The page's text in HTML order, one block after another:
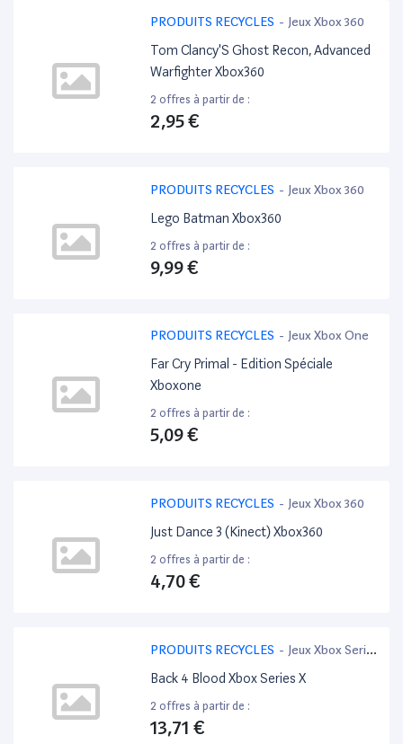
PRODUITS RECYCLES - Jeux Xbox 360
Tom Clancy'S Ghost Recon, Advanced
Warfighter Xbox360
2 offres à partir de :
2,95 €
PRODUITS RECYCLES - Jeux Xbox 360
Lego Batman Xbox360
2 offres à partir de :
9,99 €
PRODUITS RECYCLES - Jeux Xbox One
Far Cry Primal - Edition Spéciale
Xboxone
2 offres à partir de :
5,09 €
PRODUITS RECYCLES - Jeux Xbox 360
Just Dance 3 (Kinect) Xbox360
2 offres à partir de :
4,70 €
PRODUITS RECYCLES - Jeux Xbox Serie
X
Back 4 Blood Xbox Series X
2 offres à partir de :
13,71 €